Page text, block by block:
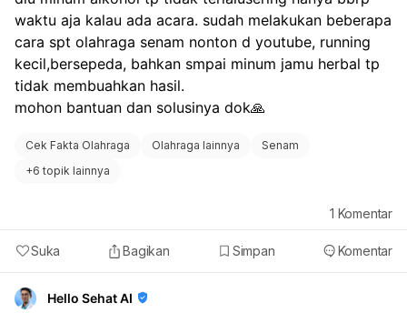
Anda merasa sangat terganggu, disarankan untuk
berkonsultasi dengan dokter atau ahli gizi untuk
mendapatkan saran yang lebih personal dan sesuai
dengan kondisi Anda.
waktu aja kalau ada acara. sudah melakukan beberapa
cara spt olahraga senam nonton d youtube, running
kecil,bersepeda, bahkan smpai minum jamu herbal tp
tidak membuahkan hasil.
mohon bantuan dan solusinya dok🙏
Cek Fakta Olahraga Olahraga lainnya
Senam
+6 topik lainnya
Suka Bagikan Simpan Komentar
1 Komentar
Hello Sehat AI